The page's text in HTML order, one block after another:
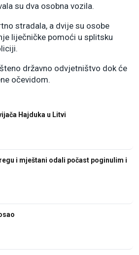
su dva osobna vozila.
stradala, a dvije su osobe
liječničke pomoći u splitsku
državno odvjetništvo dok će
očevidom.
Hajduka u Litvi
i mještani odali počast poginulim i